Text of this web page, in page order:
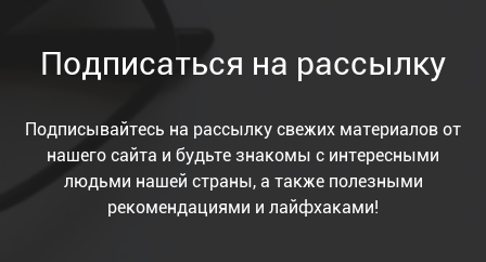
Подписаться на рассылку
Подписывайтесь на рассылку свежих материалов от
нашего сайта и будьте знакомы с интересными
людьми нашей страны, а также полезными
рекомендациями и лайфхаками!